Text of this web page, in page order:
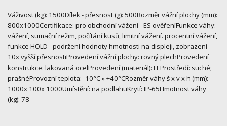
Váživost (kg): 1500Dílek - přesnost (g): 500Rozměr vážní plochy (mm):
800x1000Certifikace: pro obchodní vážení - ES ověřeníFunkce váhy:
vážení, sumační režim, počítání kusů, limitní vážení. procentní vážení,
funkce HOLD - podržení hodnoty hmotnosti na displeji, zobrazení
10x vyšší přesnostiProvedení vážní plochy: rovný plechProvedení
konstrukce: lakovaná ocelProvedení (materiál): FEProstředí: suché;
prašnéProvozní teplota: -10°C » +40°CRozměr váhy š x v x h (mm):
1000x 100x 1000Umístění: na podlahuKrytí: IP-65Hmotnost váhy
(kg): 78